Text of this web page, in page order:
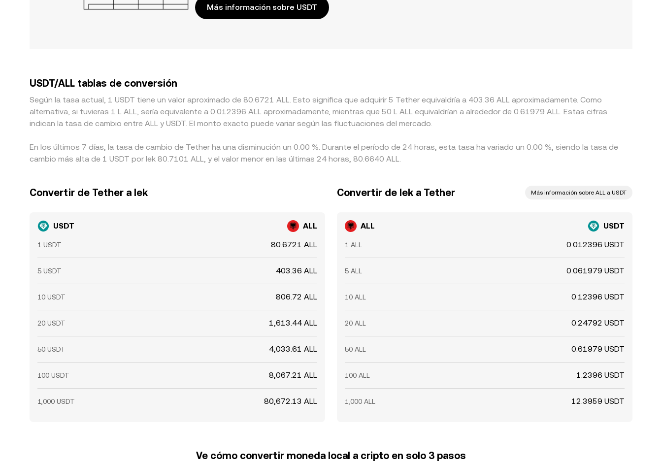
Más información sobre USDT
USDT/ALL tablas de conversión
Según la tasa actual, 1 USDT tiene un valor aproximado de 80.6721 ALL. Esto significa que adquirir 5 Tether equivaldría a 403.36 ALL aproximadamente. Como
alternativa, si tuvieras 1 L ALL, sería equivalente a 0.012396 ALL aproximadamente, mientras que 50 L ALL equivaldrían a alrededor de 0.61979 ALL. Estas cifras
indican la tasa de cambio entre ALL y USDT. El monto exacto puede variar según las fluctuaciones del mercado.
En los últimos 7 días, la tasa de cambio de Tether ha una disminución un 0.00 %. Durante el período de 24 horas, esta tasa ha variado un 0.00 %, siendo la tasa de
cambio más alta de 1 USDT por lek 80.7101 ALL, y el valor menor en las últimas 24 horas, 80.6640 ALL.
Convertir de Tether a lek
USDT ALL
1 USDT 80.6721 ALL
5 USDT 403.36 ALL
10 USDT 806.72 ALL
20 USDT 1,613.44 ALL
50 USDT 4,033.61 ALL
100 USDT 8,067.21 ALL
1,000 USDT 80,672.13 ALL
Convertir de lek a Tether Más información sobre ALL a USDT
ALL USDT
1 ALL 0.012396 USDT
5 ALL 0.061979 USDT
10 ALL 0.12396 USDT
20 ALL 0.24792 USDT
50 ALL 0.61979 USDT
100 ALL 1.2396 USDT
1,000 ALL 12.3959 USDT
Ve cómo convertir moneda local a cripto en solo 3 pasos